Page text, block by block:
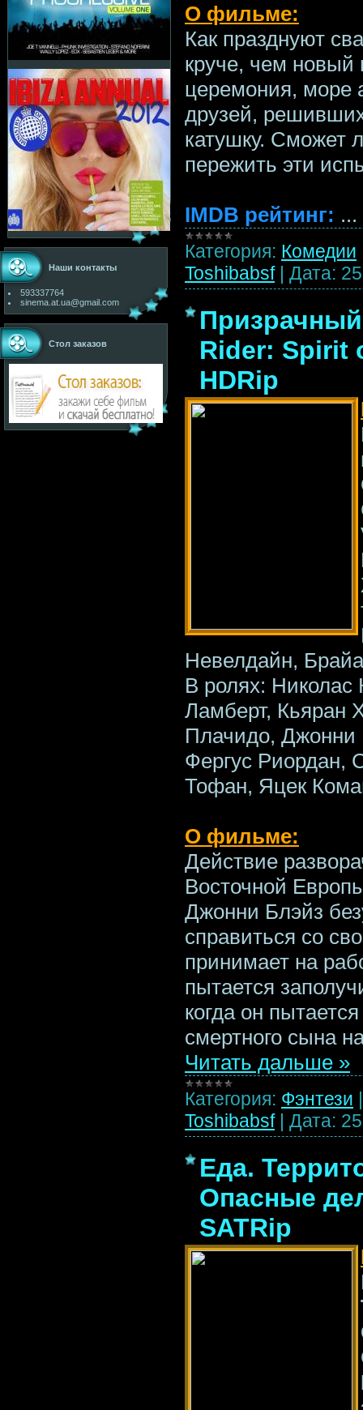
Наши контакты
593337764
sinema.at.ua@gmail.com
Стол заказов
О фильме:
Как празднуют
круче, чем новый
церемония, море
друзей,
катушку. Сможет
пережить эти
IMDB рейтинг: ...
Категория: Комедии
Toshibabsf | Дата:
Rider: Spirit
HDRip
Невелдайн,
В ролях:
Ламберт, Кьяран
Плачидо, Джонни
Фергус Риордан,
Тофан, Яцек
О фильме:
Действие
Восточной
Джонни Блэйз
справиться со
принимает на
пытается
когда он
смертного сына
Читать дальше »
Категория: Фэнтези
Toshibabsf | Дата:
Еда.
Опасные
SATRip